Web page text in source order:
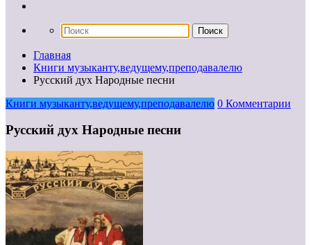
Главная
Книги музыканту,ведущему,преподавалелю
Русский дух Народные песни
Книги музыканту,ведущему,преподавалелю 0 Комментарии
Русский дух Народные песни